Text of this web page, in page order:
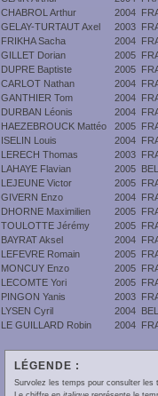
CHABROL Arthur 2004
GELAY-TURTAUT Axel 2003
FRIKHA Sacha 2004
GILLET Dorian 2005
DUPRE Baptiste 2005
CARLOT Nathan 2004
GANTHIER Tom 2004
DURBAN Léonis 2004
HAEZEBROUCK Mattéo 2005
ISELIN Louis 2004
LERECH Thomas 2003
LAHAYE Flavian 2005 BEL
LEJEUNE Victor 2005
GIVERN Enzo 2004
DHORNE Maximilien 2005
TOULOTTE Jérémy 2005
BAYRAT Aksel 2004
LEFEVRE Romain 2005
MONCUY Enzo 2005
LECOMTE Yori 2005
PINGON Yanis 2003
LYSEN Cyril 2004 BEL
LE GUILLARD Robin 2004
LÉGENDE :
Survolez les temps pour consulter les